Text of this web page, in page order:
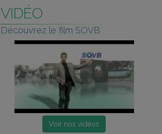
VIDÉO
Découvrez le film SOVB
Voir nos vidéos